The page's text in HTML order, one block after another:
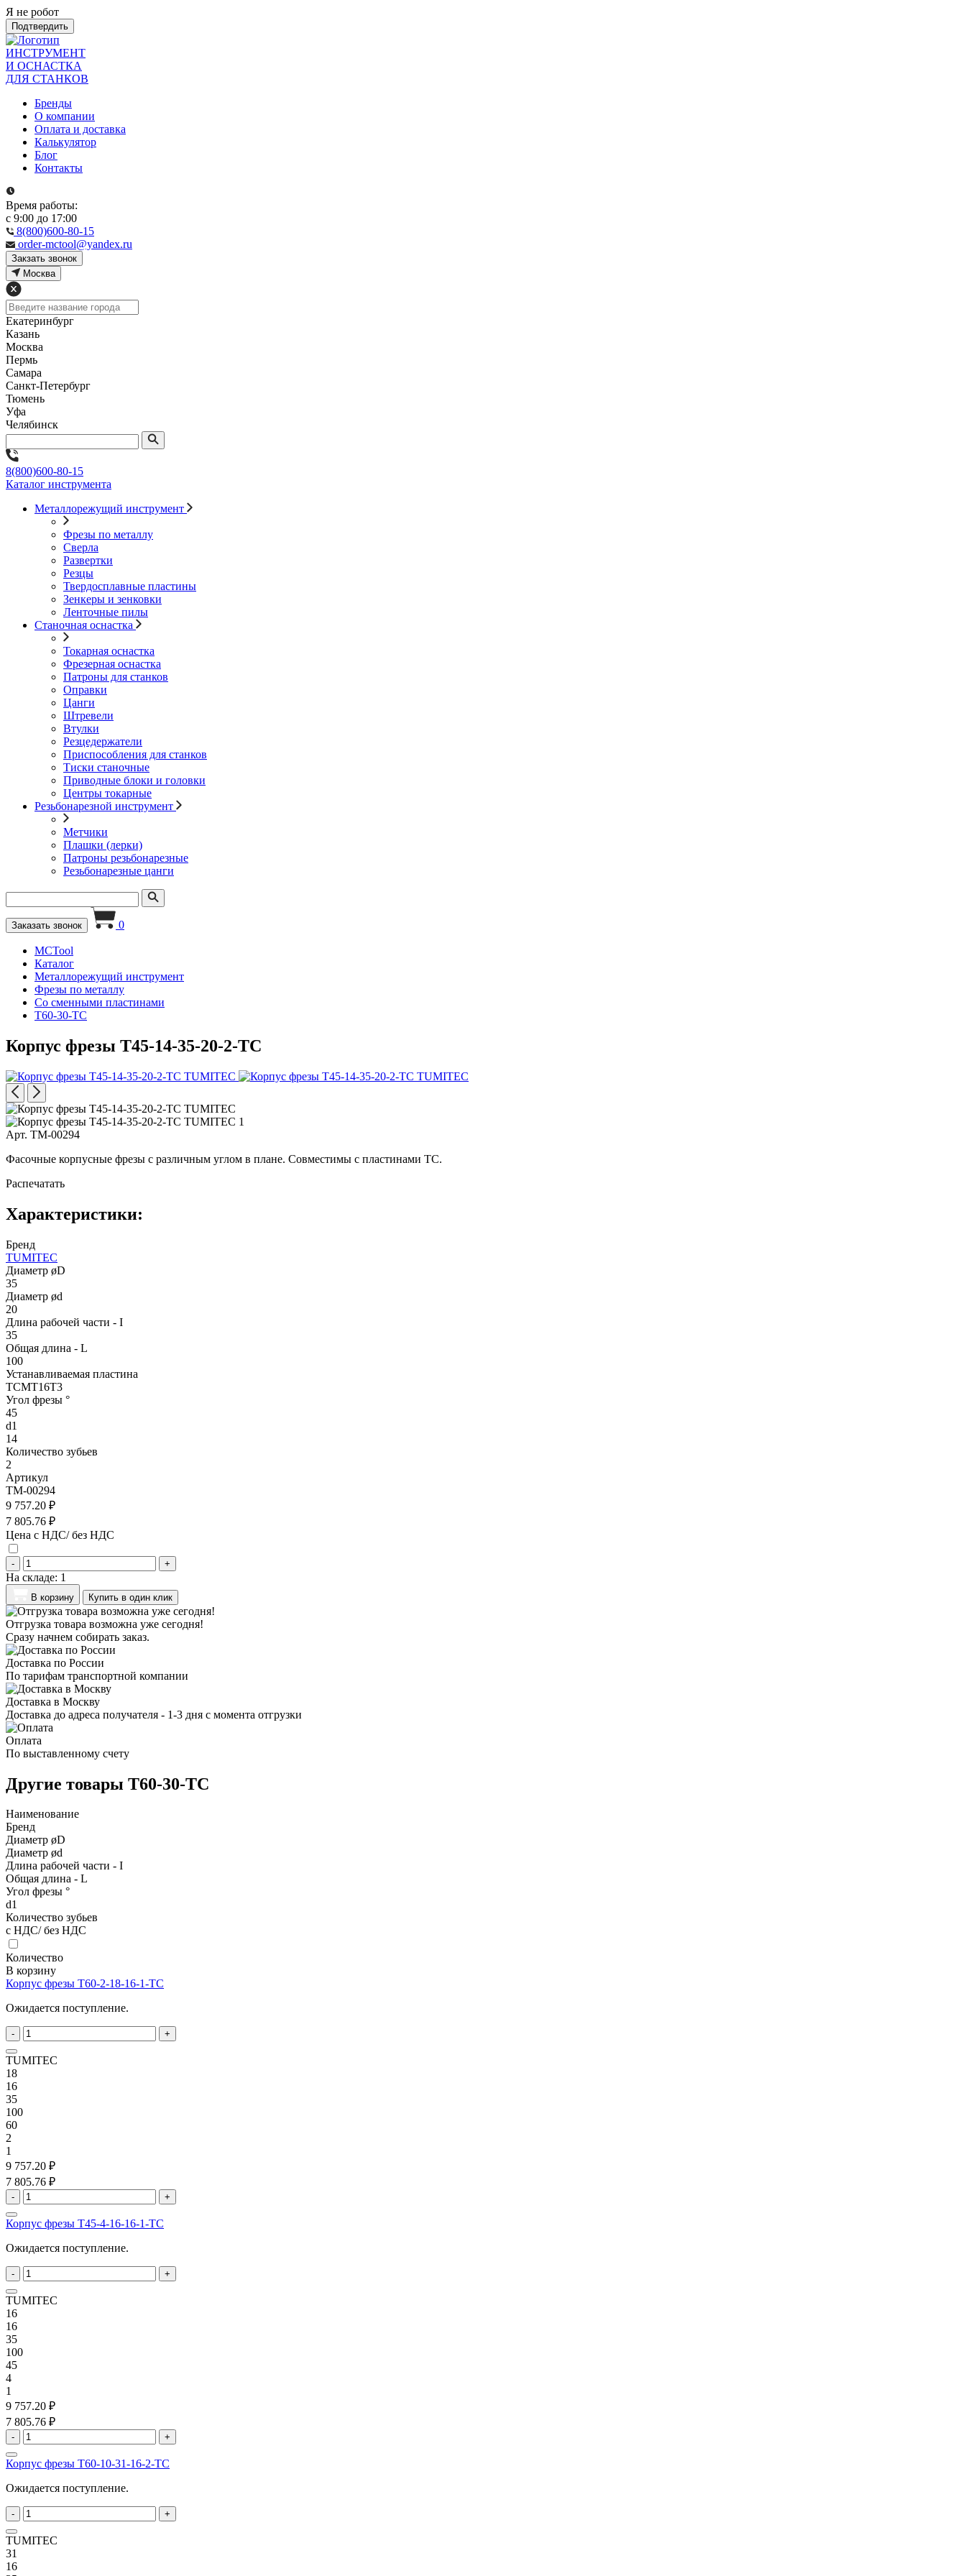
Я не робот
Подтвердить
ИНСТРУМЕНТ
И ОСНАСТКА
ДЛЯ СТАНКОВ
Бренды
О компании
Оплата и доставка
Калькулятор
Блог
Контакты
Время работы:
с 9:00 до 17:00
8(800)600-80-15
order-mctool@yandex.ru
Закзать звонок
Москва
Екатеринбург
Казань
Москва
Пермь
Самара
Санкт-Петербург
Тюмень
Уфа
Челябинск
8(800)600-80-15
Каталог инструмента
Металлорежущий инструмент
Фрезы по металлу
Сверла
Развертки
Резцы
Твердосплавные пластины
Зенкеры и зенковки
Ленточные пилы
Станочная оснастка
Токарная оснастка
Фрезерная оснастка
Патроны для станков
Оправки
Цанги
Штревели
Втулки
Резцедержатели
Приспособления для станков
Тиски станочные
Приводные блоки и головки
Центры токарные
Резьбонарезной инструмент
Метчики
Плашки (лерки)
Патроны резьбонарезные
Резьбонарезные цанги
Заказать звонок 0
MCTool
Каталог
Металлорежущий инструмент
Фрезы по металлу
Со сменными пластинами
T60-30-TC
Корпус фрезы T45-14-35-20-2-TC
Арт. TM-00294
Фасочные корпусные фрезы с различным углом в плане. Совместимы с пластинами TC.
Распечатать
Характеристики:
Бренд
TUMITEC
Диаметр øD
35
Диаметр ød
20
Длина рабочей части - I
35
Общая длина - L
100
Устанавливаемая пластина
TCMT16T3
Угол фрезы °
45
d1
14
Количество зубьев
2
Артикул
TM-00294
9 757.20 ₽
7 805.76 ₽
Цена с НДС/ без НДС
- +
На складе: 1
В корзину Купить в один клик
Отгрузка товара возможна уже сегодня!
Сразу начнем собирать заказ.
Доставка по России
По тарифам транспортной компании
Доставка в Москву
Доставка до адреса получателя - 1-3 дня с момента отгрузки
Оплата
По выставленному счету
Другие товары T60-30-TC
Наименование
Бренд
Диаметр øD
Диаметр ød
Длина рабочей части - I
Общая длина - L
Угол фрезы °
d1
Количество зубьев
с НДС/ без НДС
Количество
В корзину
Корпус фрезы T60-2-18-16-1-TC
Ожидается поступление.
- +
TUMITEC
18
16
35
100
60
2
1
9 757.20 ₽
7 805.76 ₽
- +
Корпус фрезы T45-4-16-16-1-TC
Ожидается поступление.
- +
TUMITEC
16
16
35
100
45
4
1
9 757.20 ₽
7 805.76 ₽
- +
Корпус фрезы T60-10-31-16-2-TC
Ожидается поступление.
- +
TUMITEC
31
16